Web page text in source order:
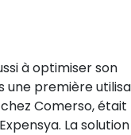
à optimiser son
une première
Comerso, était
La